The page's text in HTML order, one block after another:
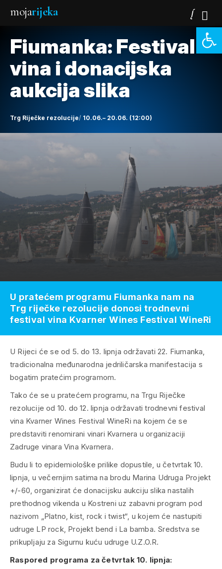
mojarijeka
Fiumanka: Festival
vina i donacijska
aukcija slika
Trg Riječke rezolucije 10.06.– 20.06. (12:00)
U Rijeci će se od 5. do 13. lipnja održavati 22. Fiumanka,
tradicionalna međunarodna jedriličarska manifestacija s
bogatim pratećim programom.
Tako će se u pratećem programu, na Trgu Riječke
rezolucije od 10. do 12. lipnja održavati trodnevni festival
vina Kvarner Wines Festival WineRi na kojem će se
predstaviti renomirani vinari Kvarnera u organizaciji
Zadruge vinara Vina Kvarnera.
Budu li to epidemiološke prilike dopustile, u četvrtak 10.
lipnja, u večernjim satima na brodu Marina Udruga Projekt
+/-60, organizirat će donacijsku aukciju slika nastalih
prethodnog vikenda u Kostreni uz zabavni program pod
nazivom „Platno, kist, rock i twist“, u kojem će nastupiti
udruge LP rock, Projekt bend i La bamba. Sredstva se
prikupljaju za Sigurnu kuću udruge U.Z.O.R.
Raspored programa za četvrtak 10. lipnja:
U pratećem programu Fiumanka nam na
Trg riječke rezolucije donosi trodnevni
festival vina Kvarner Wines Festival WineRi